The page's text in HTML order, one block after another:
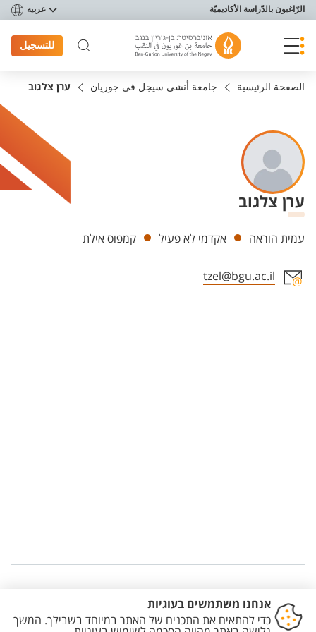
תפריט נגישות
الرّاغبون بالدّراسة الأكاديميّة عربيه
للتسجيل
الصفحة الرئيسية جامعة أنشي سيجل في جوريان ערן צלגוב
ערן צלגוב
Departments
עמית הוראה אקדמי לא פעיל קמפוס אילת
tzel@bgu.ac.il